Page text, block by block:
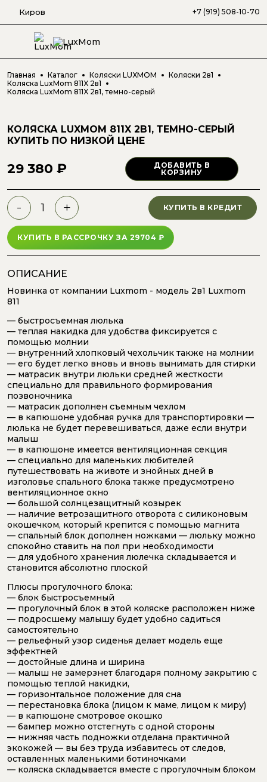
Киров +7 (919) 508-10-70
Главная Каталог Коляски LUXMOM
Коляски 2в1
Коляска LuxMom 811X 2в1
Коляска LuxMom 811X 2в1, темно-серый
КОЛЯСКА LUXMOM 811X 2В1, ТЕМНО-СЕРЫЙ
КУПИТЬ ПО НИЗКОЙ ЦЕНЕ
29 380 ₽
ДОБАВИТЬ В
КОРЗИНУ
- + КУПИТЬ В КРЕДИТ
КУПИТЬ В РАССРОЧКУ ЗА 29704 ₽
ОПИСАНИЕ
Новинка от компании Luxmom - модель 2в1 Luxmom
811
— быстросъемная люлька
— теплая накидка для удобства фиксируется с
помощью молнии
— внутренний хлопковый чехольчик также на молнии
— его будет легко вновь и вновь вынимать для стирки
— матрасик внутри люльки средней жесткости
специально для правильного формирования
позвоночника
— матрасик дополнен съемным чехлом
— в капюшоне удобная ручка для транспортировки —
люлька не будет перевешиваться, даже если внутри
малыш
— в капюшоне имеется вентиляционная секция
— специально для маленьких любителей
путешествовать на животе и знойных дней в
изголовье спального блока также предусмотрено
вентиляционное окно
— большой солнцезащитный козырек
— наличие ветрозащитного отворота с силиконовым
окошечком, который крепится с помощью магнита
— спальный блок дополнен ножками — люльку можно
спокойно ставить на пол при необходимости
— для удобного хранения люлечка складывается и
становится абсолютно плоской
Плюсы прогулочного блока:
— блок быстросъемный
— прогулочный блок в этой коляске расположен ниже
— подросшему малышу будет удобно садиться
самостоятельно
— рельефный узор сиденья делает модель еще
эффектней
— достойные длина и ширина
— малыш не замерзнет благодаря полному закрытию с
помощью теплой накидки,
— горизонтальное положение для сна
— перестановка блока (лицом к маме, лицом к миру)
— в капюшоне смотровое окошко
— бампер можно отстегнуть с одной стороны
— нижняя часть подножки отделана практичной
экокожей — вы без труда избавитесь от следов,
оставленных маленькими ботиночками
— коляска складывается вместе с прогулочным блоком